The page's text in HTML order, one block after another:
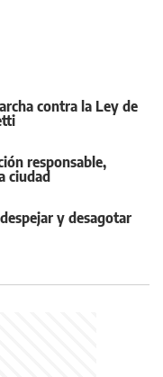
contra la Ley de
responsable,
ciudad
y desagotar